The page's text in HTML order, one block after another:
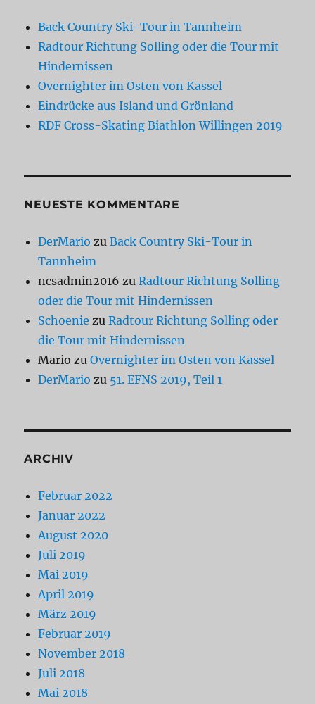
Back Country Ski-Tour in Tannheim
Radtour Richtung Solling oder die Tour mit
Hindernissen
Overnighter im Osten von Kassel
Eindrücke aus Island und Grönland
RDF Cross-Skating Biathlon Willingen 2019
NEUESTE KOMMENTARE
DerMario zuBack Country Ski-Tour in
Tannheim
ncsadmin2016 zuRadtour Richtung Solling
oder die Tour mit Hindernissen
Schoenie zuRadtour Richtung Solling oder
die Tour mit Hindernissen
Mario zuOvernighter im Osten von Kassel
DerMario zu 51. EFNS 2019, Teil 1
ARCHIV
Februar 2022
Januar 2022
August 2020
Juli 2019
Mai 2019
April 2019
März 2019
Februar 2019
November 2018
Juli 2018
Mai 2018